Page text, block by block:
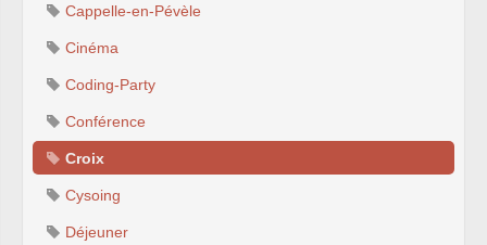
Cappelle-en-Pévèle
Cinéma
Coding-Party
Conférence
Croix
Cysoing
Déjeuner